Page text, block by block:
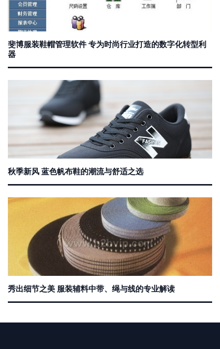
斐博服装鞋帽管理软件 专为时尚行业打造的数字化转型利
器
秋季新风 蓝色帆布鞋的潮流与舒适之选
秀出细节之美 服装辅料中带、绳与线的专业解读